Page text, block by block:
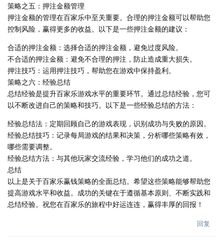
策略之五：押注金额管理
押注金额的管理在百家乐中至关重要。合理的押注金额可以帮助您
控制风险，赢得更多的收益。以下是一些押注金额的建议：
合适的押注金额：选择合适的押注金额，避免过度风险。
不合适的押注金额：避免不合理的押注，防止造成重大损失。
押注技巧：运用押注技巧，帮助您在游戏中保持盈利。
策略之六：经验总结
总结经验是提升百家乐游戏水平的重要环节。通过总结经验，您可
以不断改进自己的策略和技巧。以下是一些经验总结的方法：
经验总结法：定期回顾自己的游戏表现，识别成功与失败的原因。
经验总结技巧：记录每局游戏的结果和决策，分析哪些策略有效，
哪些需要调整。
经验总结方法：与其他玩家交流经验，学习他们的成功之道。
总结
以上是关于百家乐赢钱策略的全面总结。希望这些策略能够帮助您
提高游戏水平和收益。成功的关键在于遵循基本原则、不断实践和
总结经验。祝您在百家乐的旅程中好运连连，赢得丰厚的回报！
回复